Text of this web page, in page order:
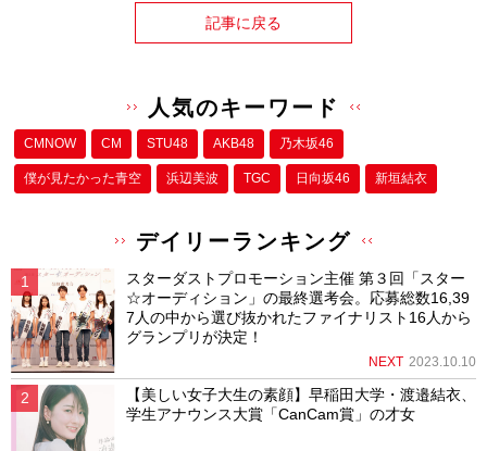
記事に戻る
人気のキーワード
CMNOW CM STU48 AKB48 乃木坂46
僕が⾒たかった⻘空 浜辺美波 TGC 日向坂46 新垣結衣
デイリーランキング
スターダストプロモーション主催 第３回「スター
☆オーディション」の最終選考会。応募総数16,39
7人の中から選び抜かれたファイナリスト16人から
グランプリが決定！
NEXT 2023.10.10
【美しい女子大生の素顔】早稲田大学・渡邉結衣、
学生アナウンス大賞「CanCam賞」の才女